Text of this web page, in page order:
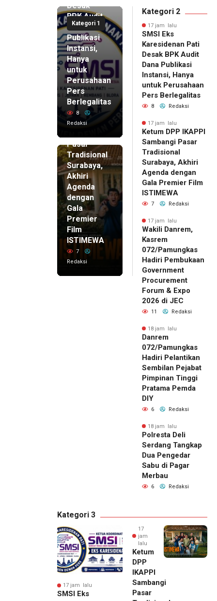
Kategori 1
Desak
BPK Audit
Dana
Publikasi
Instansi,
Hanya
untuk
Perusahaan
Pers
Berlegalitas
8
Redaksi
17 jam lalu
Ketum
DPP
IKAPPI
Pasar
Tradisional
Surabaya,
Akhiri
Agenda
dengan
Gala
Premier
Film
ISTIMEWA
7
Redaksi
Kategori 2
17 jam lalu
SMSI Eks
Karesidenan Pati
Desak BPK Audit
Dana Publikasi
Instansi, Hanya
untuk Perusahaan
Pers Berlegalitas
8 Redaksi
17 jam lalu
Ketum DPP IKAPPI
Sambangi Pasar
Tradisional
Surabaya, Akhiri
Agenda dengan
Gala Premier Film
ISTIMEWA
7 Redaksi
17 jam lalu
Wakili Danrem,
Kasrem
072/Pamungkas
Hadiri Pembukaan
Government
Procurement
Forum & Expo
2026 di JEC
11 Redaksi
18 jam lalu
Danrem
072/Pamungkas
Hadiri Pelantikan
Sembilan Pejabat
Pimpinan Tinggi
Pratama Pemda
DIY
6 Redaksi
18 jam lalu
Polresta Deli
Serdang Tangkap
Dua Pengedar
Sabu di Pagar
Merbau
6 Redaksi
Kategori 3
17 jam lalu
SMSI Eks
17
jam
lalu
Ketum
DPP
IKAPPI
Sambangi
Pasar